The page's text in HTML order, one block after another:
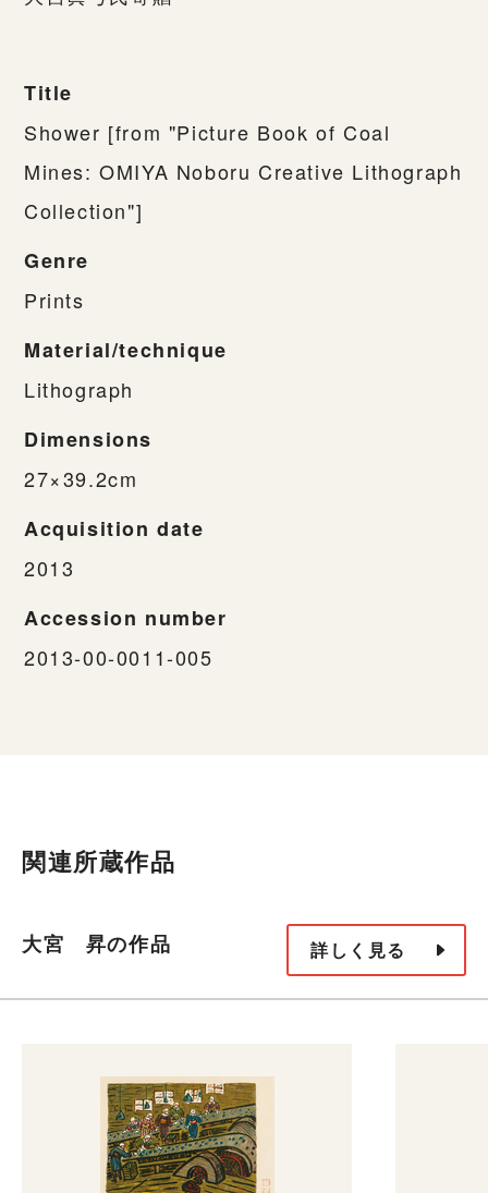
Title
Shower [from "Picture Book of Coal
Mines: OMIYA Noboru Creative Lithograph
Collection"]
Genre
Prints
Material/technique
Lithograph
Dimensions
27×39.2cm
Acquisition date
2013
Accession number
2013-00-0011-005
関連所蔵作品
大宮 昇の作品 詳しく見る